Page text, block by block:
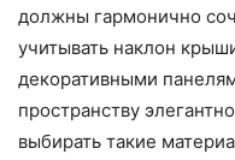
должны гармонично
учитывать наклон
декоративными
пространству
выбирать такие